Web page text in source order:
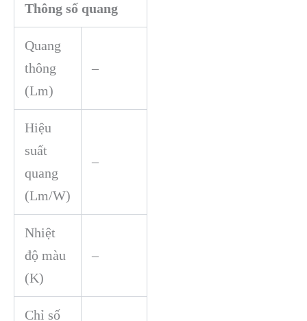
Thông số quang
Quang
thông
(Lm)
–
Hiệu
suất
quang
(Lm/W)
–
Nhiệt
độ màu
(K)
–
Chỉ số